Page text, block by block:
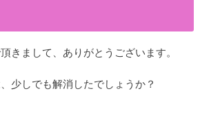
きまして、ありがとうございます。
少しでも解消したでしょうか？